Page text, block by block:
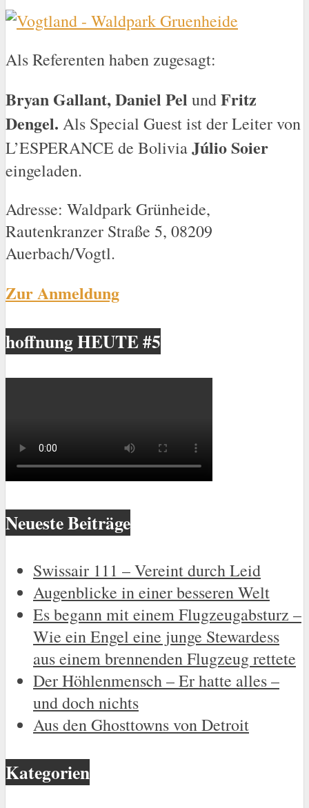
Als Referenten haben zugesagt:
Bryan Gallant, Daniel Pel undFritz
Dengel. Als Special Guest ist der Leiter von
L’ESPERANCE de BoliviaJúlio Soier
eingeladen.
Adresse: Waldpark Grünheide,
Rautenkranzer Straße 5, 08209
Auerbach/Vogtl.
Zur Anmeldung
hoffnung HEUTE #5
Neueste Beiträge
Swissair 111 – Vereint durch Leid
Augenblicke in einer besseren Welt
Es begann mit einem Flugzeugabsturz –
Wie ein Engel eine junge Stewardess
aus einem brennenden Flugzeug rettete
Der Höhlenmensch – Er hatte alles –
und doch nichts
Aus den Ghosttowns von Detroit
Kategorien